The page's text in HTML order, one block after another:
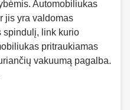
Automobiliukas
jis yra valdomas
spindulį, link kurio
pritraukiamas
vakuumą pagalba.